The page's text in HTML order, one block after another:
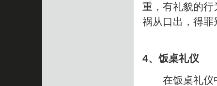
重，有礼貌的
祸从口出，得罪
4、饭桌礼仪
在饭桌礼仪